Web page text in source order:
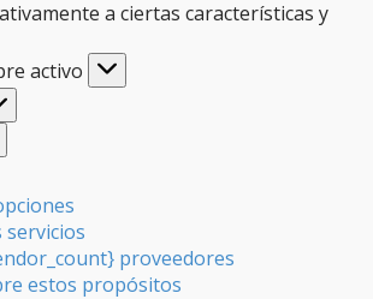
a ciertas características y
activo
servicios
proveedores
estos propósitos